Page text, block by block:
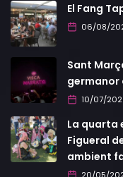
El Fang
06/08/
Sant
germanor
10/07/
La quarta
Figueral
ambient
20/05/